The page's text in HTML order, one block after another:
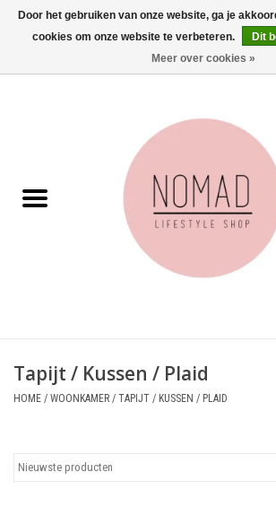
Aan tafel
Wenskaarten
Tapijt / Kussen / Plaid
HOME / WOONKAMER / TAPIJT / KUSSEN / PLAID
Door het gebruiken van onze website, ga je
cookies om onze website te verbeteren.
Dit
Meer over cookies »